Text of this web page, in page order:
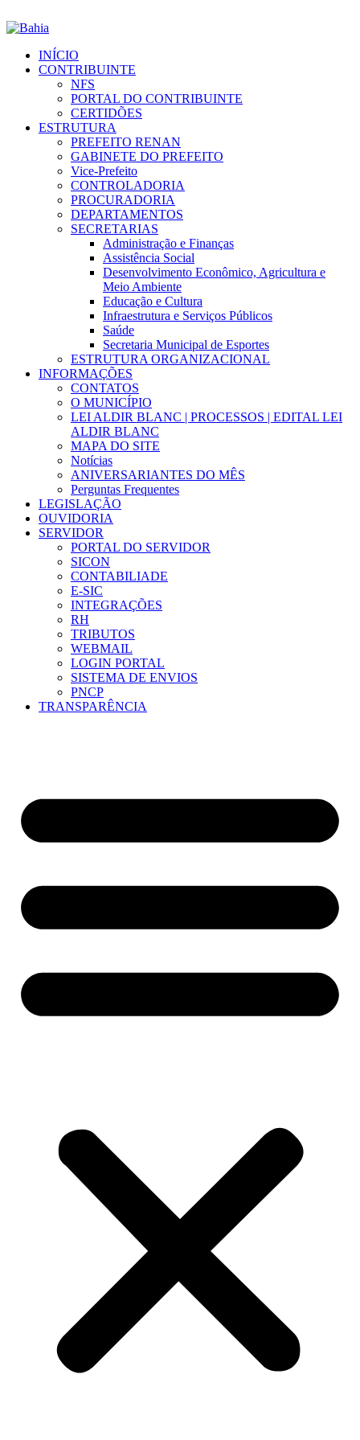
INÍCIO
CONTRIBUINTE
NFS
PORTAL DO CONTRIBUINTE
CERTIDÕES
ESTRUTURA
PREFEITO RENAN
GABINETE DO PREFEITO
Vice-Prefeito
CONTROLADORIA
PROCURADORIA
DEPARTAMENTOS
SECRETARIAS
Administração e Finanças
Assistência Social
Desenvolvimento Econômico, Agricultura e
Meio Ambiente
Educação e Cultura
Infraestrutura e Serviços Públicos
Saúde
Secretaria Municipal de Esportes
ESTRUTURA ORGANIZACIONAL
INFORMAÇÕES
CONTATOS
O MUNICÍPIO
LEI ALDIR BLANC | PROCESSOS | EDITAL LEI
ALDIR BLANC
MAPA DO SITE
Notícias
ANIVERSARIANTES DO MÊS
Perguntas Frequentes
LEGISLAÇÃO
OUVIDORIA
SERVIDOR
PORTAL DO SERVIDOR
SICON
CONTABILIADE
E-SIC
INTEGRAÇÕES
RH
TRIBUTOS
WEBMAIL
LOGIN PORTAL
SISTEMA DE ENVIOS
PNCP
TRANSPARÊNCIA